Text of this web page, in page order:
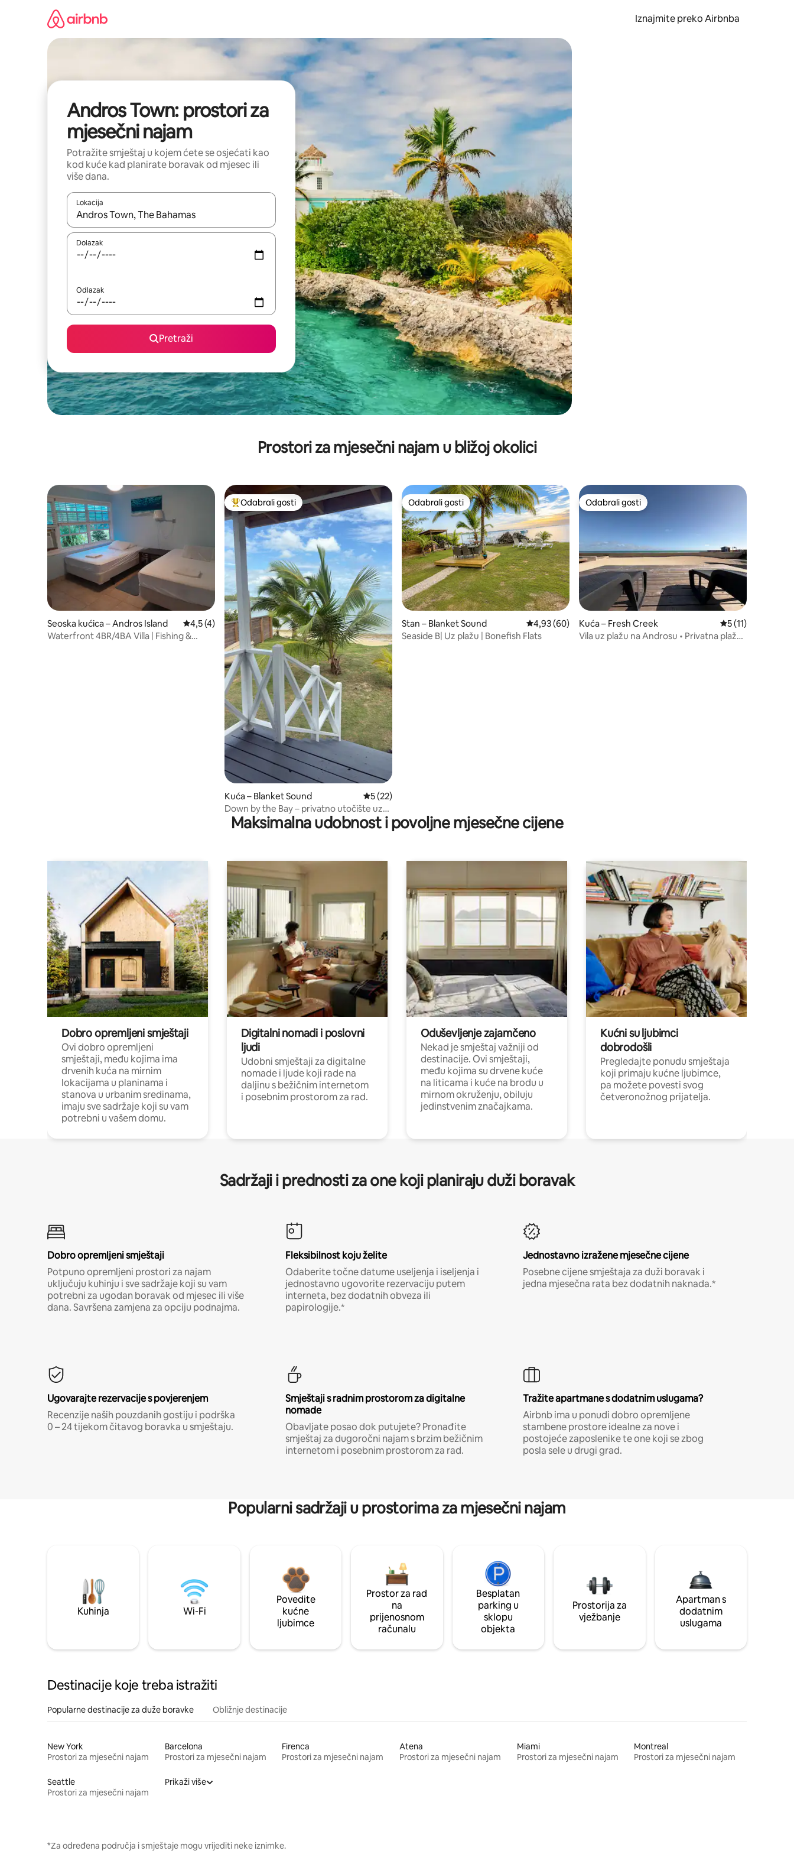
Iznajmite preko Airbnba
Andros Town: prostori za
mjesečni najam
Potražite smještaj u kojem ćete se osjećati kao
kod kuće kad planirate boravak od mjesec ili
više dana.
Lokacija
Kada budu dostupni rezultati, moći ćete ih pregledati koristeći se strelicama prema gore i prema dolje, kao i dodirom ili prelaskom prstom po zaslonu.
Dolazak
Odlazak
Pretraži
Prostori za mjesečni najam u bližoj okolici
Seoska kućica – Andros Island Prosječna ocjena: 4,5/5, recenzija: 4
4,5 (4)
Waterfront 4BR/4BA Villa | Fishing &
Među najviše rangiranima s oznakom „Odabrali gosti”
Odabrali gosti
Kuća – Blanket Sound Prosječna ocjena: 5/5, recenzija: 22
5 (22)
Down by the Bay – privatno utočište uz
plažu
Odabrali gosti
Odabrali gosti
Stan – Blanket Sound Prosječna ocjena: 4,93/5, recenzija: 60
4,93 (60)
Seaside B| Uz plažu | Bonefish Flats
Odabrali gosti
Odabrali gosti
Kuća – Fresh Creek Prosječna ocjena:
5 (11)
Vila uz plažu na Androsu • Privatna plaža
Maksimalna udobnost i povoljne mjesečne cijene
Dobro opremljeni smještaji
Ovi dobro opremljeni
smještaji, među kojima ima
drvenih kuća na mirnim
lokacijama u planinama i
stanova u urbanim sredinama,
imaju sve sadržaje koji su vam
potrebni u vašem domu.
Digitalni nomadi i poslovni
ljudi
Udobni smještaji za digitalne
nomade i ljude koji rade na
daljinu s bežičnim internetom
i posebnim prostorom za rad.
Oduševljenje zajamčeno
Nekad je smještaj važniji od
destinacije. Ovi smještaji,
među kojima su drvene kuće
na liticama i kuće na brodu u
mirnom okruženju, obiluju
jedinstvenim značajkama.
Kućni su ljubimci
dobrodošli
Pregledajte ponudu smještaja
koji primaju kućne ljubimce,
pa možete povesti svog
četveronožnog prijatelja.
Sadržaji i prednosti za one koji planiraju duži boravak
Dobro opremljeni smještaji
Potpuno opremljeni prostori za najam
uključuju kuhinju i sve sadržaje koji su vam
potrebni za ugodan boravak od mjesec ili više
dana. Savršena zamjena za opciju podnajma.
Fleksibilnost koju želite
Odaberite točne datume useljenja i iseljenja i
jednostavno ugovorite rezervaciju putem
interneta, bez dodatnih obveza ili
papirologije.*
Jednostavno izražene mjesečne cijene
Posebne cijene smještaja za duži boravak i
jedna mjesečna rata bez dodatnih naknada.*
Ugovarajte rezervacije s povjerenjem
Recenzije naših pouzdanih gostiju i podrška
0 – 24 tijekom čitavog boravka u smještaju.
Smještaji s radnim prostorom za digitalne
nomade
Obavljate posao dok putujete? Pronađite
smještaj za dugoročni najam s brzim bežičnim
internetom i posebnim prostorom za rad.
Tražite apartmane s dodatnim uslugama?
Airbnb ima u ponudi dobro opremljene
stambene prostore idealne za nove i
postojeće zaposlenike te one koji se zbog
posla sele u drugi grad.
Popularni sadržaji u prostorima za mjesečni najam
Kuhinja Wi-Fi
Povedite
kućne
ljubimce
Prostor za rad
na
prijenosnom
računalu
Besplatan
parking u
sklopu
objekta
Prostorija za
vježbanje
Apartman s
dodatnim
uslugama
Destinacije koje treba istražiti
Popularne destinacije za duže boravke Obližnje destinacije
New York
Prostori za mjesečni najam
Barcelona
Prostori za mjesečni najam
Firenca
Prostori za mjesečni najam
Atena
Prostori za mjesečni najam
Miami
Prostori za mjesečni najam
Montreal
Prostori za mjesečni najam
Seattle
Prostori za mjesečni najam
Prikaži više
*Za određena područja i smještaje mogu vrijediti neke iznimke.